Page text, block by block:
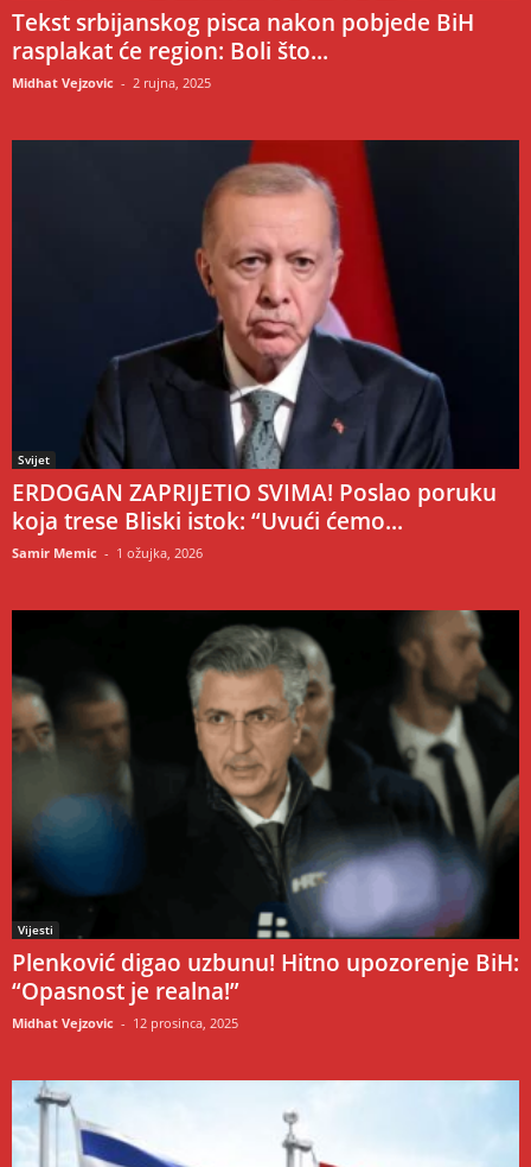
Tekst srbijanskog pisca nakon pobjede BiH
rasplakat će region: Boli što...
Midhat Vejzovic - 2 rujna, 2025
Svijet
ERDOGAN ZAPRIJETIO SVIMA! Poslao poruku
koja trese Bliski istok: “Uvući ćemo...
Samir Memic - 1 ožujka, 2026
Vijesti
Plenković digao uzbunu! Hitno upozorenje BiH:
“Opasnost je realna!”
Midhat Vejzovic - 12 prosinca, 2025